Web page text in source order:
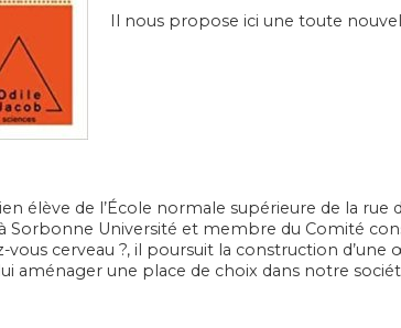
Il nous propose ici une toute
élève de l’École normale supérieure de la rue
Sorbonne Université et membre du Comité
vous cerveau ?, il poursuit la construction
aménager une place de choix dans notre